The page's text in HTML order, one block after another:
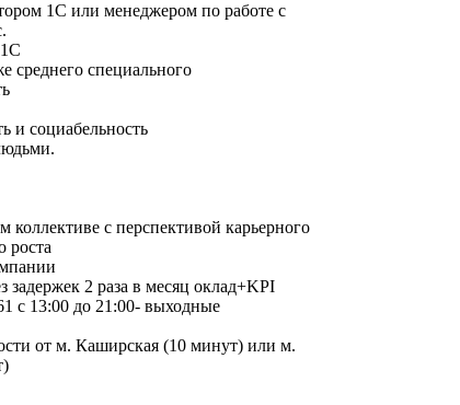
1С или менеджером по работе с
среднего специального
и социабельность
коллективе с перспективой карьерного
роста
задержек 2 раза в месяц оклад+KPI
с 13:00 до 21:00- выходные
от м. Каширская (10 минут) или м.